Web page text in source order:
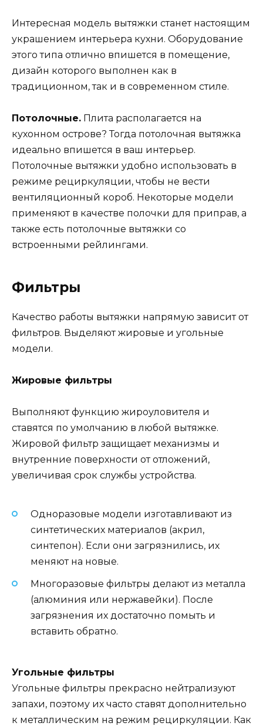
Интересная модель вытяжки станет настоящим
украшением интерьера кухни. Оборудование
этого типа отлично впишется в помещение,
дизайн которого выполнен как в
традиционном, так и в современном стиле.
Потолочные. Плита располагается на
кухонном острове? Тогда потолочная вытяжка
идеально впишется в ваш интерьер.
Потолочные вытяжки удобно использовать в
режиме рециркуляции, чтобы не вести
вентиляционный короб. Некоторые модели
применяют в качестве полочки для приправ, а
также есть потолочные вытяжки со
встроенными рейлингами.
Фильтры
Качество работы вытяжки напрямую зависит от
фильтров. Выделяют жировые и угольные
модели.
Жировые фильтры
Выполняют функцию жироуловителя и
ставятся по умолчанию в любой вытяжке.
Жировой фильтр защищает механизмы и
внутренние поверхности от отложений,
увеличивая срок службы устройства.
Одноразовые модели изготавливают из
синтетических материалов (акрил,
синтепон). Если они загрязнились, их
меняют на новые.
Многоразовые фильтры делают из металла
(алюминия или нержавейки). После
загрязнения их достаточно помыть и
вставить обратно.
Угольные фильтры
Угольные фильтры прекрасно нейтрализуют
запахи, поэтому их часто ставят дополнительно
к металлическим на режим рециркуляции. Как